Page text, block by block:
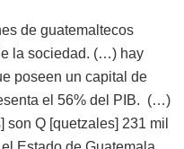
de guatemaltecos
la sociedad. (…) hay
poseen un capital de
el 56% del PIB. (…)
Q [quetzales] 231 mil